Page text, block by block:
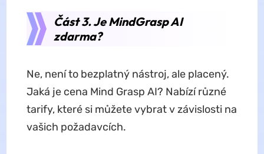
Část 3. Je MindGrasp AI
zdarma?
Ne, není to bezplatný nástroj, ale placený.
Jaká je cena Mind Grasp AI? Nabízí různé
tarify, které si můžete vybrat v závislosti na
vašich požadavcích.